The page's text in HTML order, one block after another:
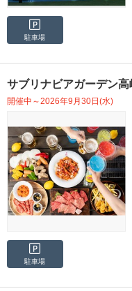
駐車場
サブリナビアガーデン
開催中～2026年9月30日(水)
駐車場